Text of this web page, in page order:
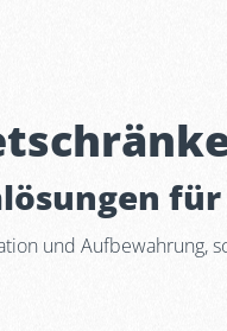
für
und Aufbewahrung,